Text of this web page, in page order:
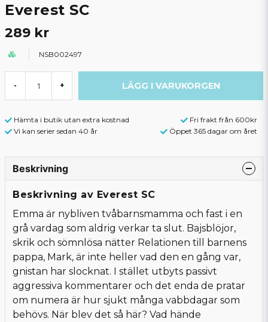
Everest SC
289 kr
NSB002497
- + LÄGG I VARUKORGEN
Hämta i butik utan extra kostnad
Fri frakt från 600kr
Vi kan serier sedan 40 år
Öppet 365 dagar om året
Beskrivning
Beskrivning av Everest SC
Emma är nybliven tvåbarnsmamma och fast i en
grå vardag som aldrig verkar ta slut. Bajsblöjor,
skrik och sömnlösa nätter Relationen till barnens
pappa, Mark, är inte heller vad den en gång var,
gnistan har slocknat. I stället utbyts passivt
aggressiva kommentarer och det enda de pratar
om numera är hur sjukt många vabbdagar som
behövs. När blev det så här? Vad hände